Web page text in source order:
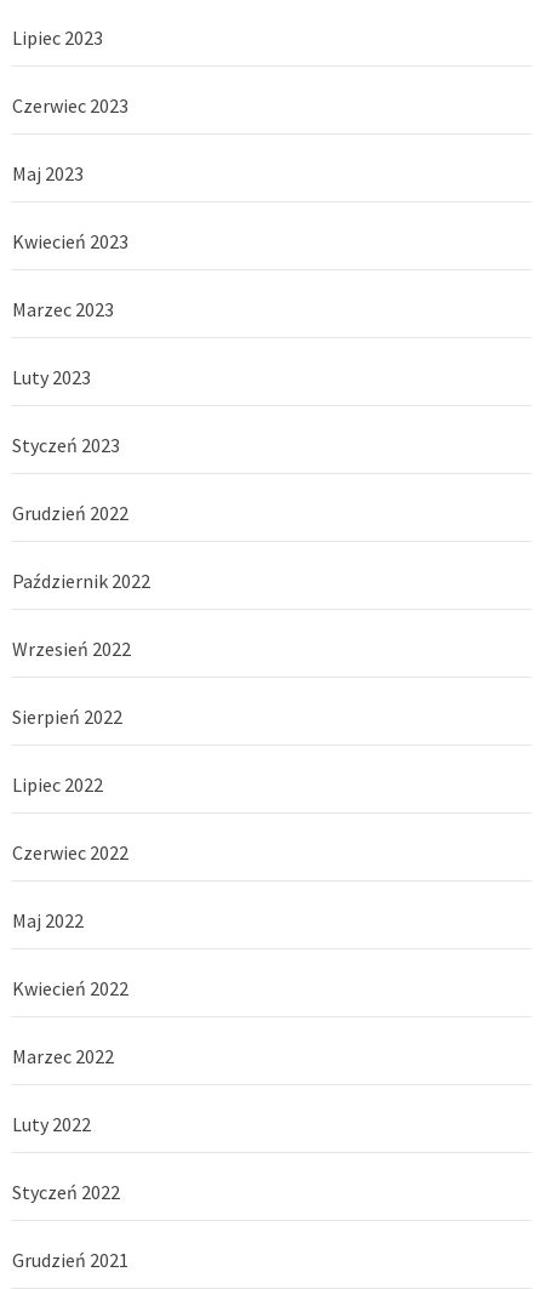
Lipiec 2023
Czerwiec 2023
Maj 2023
Kwiecień 2023
Marzec 2023
Luty 2023
Styczeń 2023
Grudzień 2022
Październik 2022
Wrzesień 2022
Sierpień 2022
Lipiec 2022
Czerwiec 2022
Maj 2022
Kwiecień 2022
Marzec 2022
Luty 2022
Styczeń 2022
Grudzień 2021